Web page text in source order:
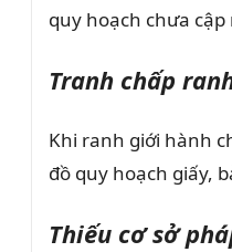
quy hoạch chưa
Tranh chấp
Khi ranh giới hành
đồ quy hoạch giấy,
Thiếu cơ sở